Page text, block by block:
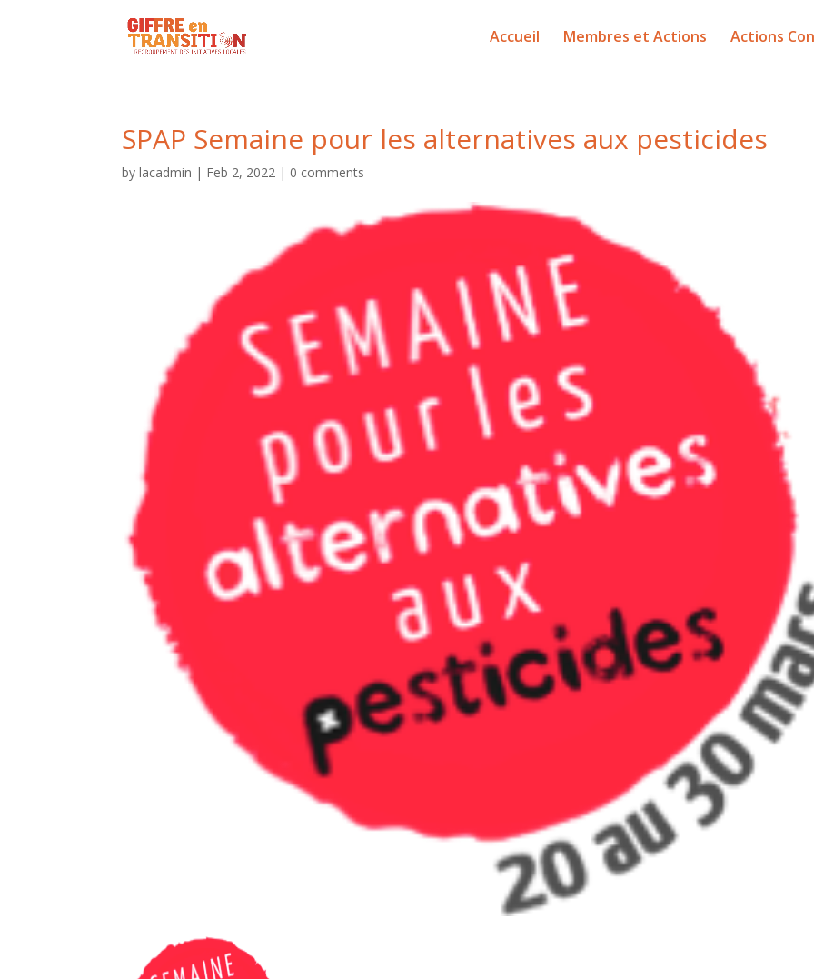
Accueil Membres et Actions Actions
SPAP Semaine pour les alternatives aux pesticides
bylacadmin | Feb 2, 2022 | 0 comments